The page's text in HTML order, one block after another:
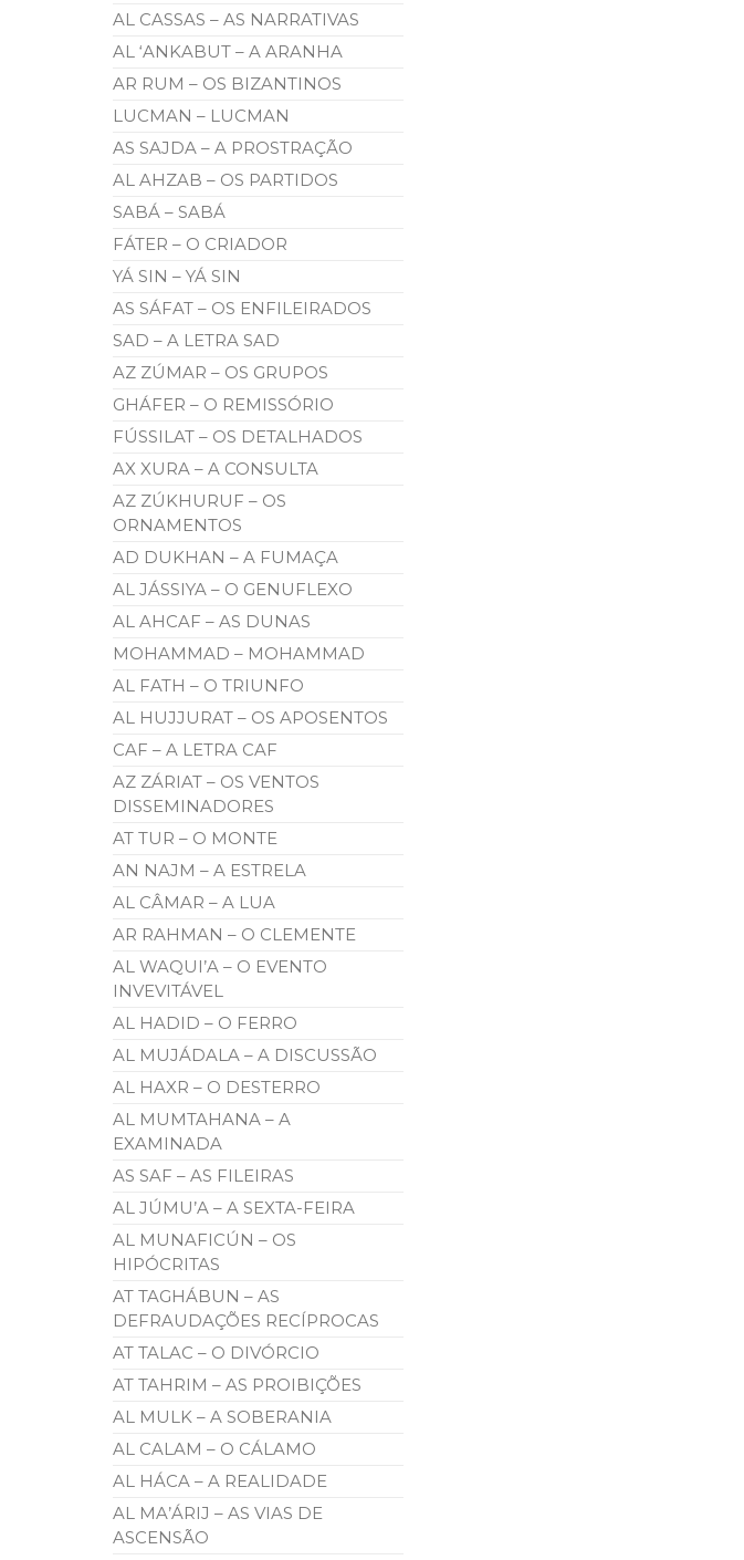
AL CASSAS – AS NARRATIVAS
AL ‘ANKABUT – A ARANHA
AR RUM – OS BIZANTINOS
LUCMAN – LUCMAN
AS SAJDA – A PROSTRAÇÃO
AL AHZAB – OS PARTIDOS
SABÁ – SABÁ
FÁTER – O CRIADOR
YÁ SIN – YÁ SIN
AS SÁFAT – OS ENFILEIRADOS
SAD – A LETRA SAD
AZ ZÚMAR – OS GRUPOS
GHÁFER – O REMISSÓRIO
FÚSSILAT – OS DETALHADOS
AX XURA – A CONSULTA
AZ ZÚKHURUF – OS
ORNAMENTOS
AD DUKHAN – A FUMAÇA
AL JÁSSIYA – O GENUFLEXO
AL AHCAF – AS DUNAS
MOHAMMAD – MOHAMMAD
AL FATH – O TRIUNFO
AL HUJJURAT – OS APOSENTOS
CAF – A LETRA CAF
AZ ZÁRIAT – OS VENTOS
DISSEMINADORES
AT TUR – O MONTE
AN NAJM – A ESTRELA
AL CÂMAR – A LUA
AR RAHMAN – O CLEMENTE
AL WAQUI’A – O EVENTO
INVEVITÁVEL
AL HADID – O FERRO
AL MUJÁDALA – A DISCUSSÃO
AL HAXR – O DESTERRO
AL MUMTAHANA – A
EXAMINADA
AS SAF – AS FILEIRAS
AL JÚMU’A – A SEXTA-FEIRA
AL MUNAFICÚN – OS
HIPÓCRITAS
AT TAGHÁBUN – AS
DEFRAUDAÇÕES RECÍPROCAS
AT TALAC – O DIVÓRCIO
AT TAHRIM – AS PROIBIÇÕES
AL MULK – A SOBERANIA
AL CALAM – O CÁLAMO
AL HÁCA – A REALIDADE
AL MA’ÁRIJ – AS VIAS DE
ASCENSÃO